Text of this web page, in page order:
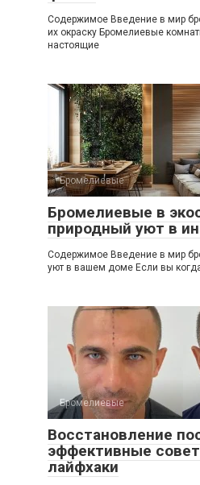
Содержимое Введение в мир
их окраску Бромелиевые
настоящие
Бромелиевые
Бромелиевые в
природный уют в
Содержимое Введение в мир
уют в вашем доме Если вы
Бромелиевые
Восстановление
эффективные
лайфхаки